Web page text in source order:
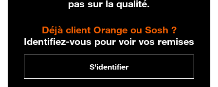
pas sur la qualité.
Déjà client Orange ou Sosh ?
Identifiez-vous pour voir vos remises
S'identifier